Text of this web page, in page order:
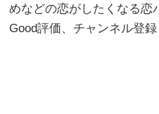
めなどの恋がしたくなる恋
Good評価、チャンネル登